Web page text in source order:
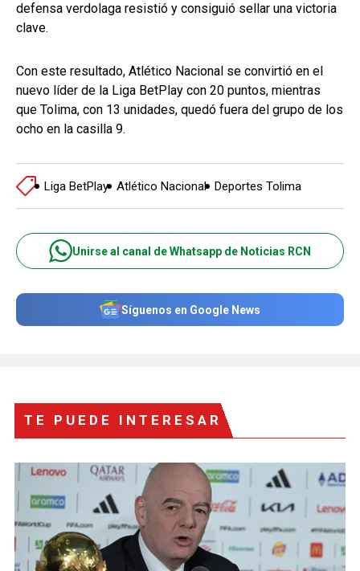
defensa verdolaga resistió y consiguió sellar una victoria
clave.
Con este resultado, Atlético Nacional se convirtió en el
nuevo líder de la Liga BetPlay con 20 puntos, mientras
que Tolima, con 13 unidades, quedó fuera del grupo de los
ocho en la casilla 9.
Liga BetPlay Atlético Nacional Deportes Tolima
Unirse al canal de Whatsapp de Noticias RCN
Síguenos en Google News
TE PUEDE INTERESAR